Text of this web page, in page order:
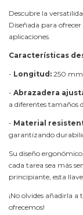
Descubre la
Diseñada para
aplicaciones.
Características
- Longitud: 250 mm
- Abrazadera
a diferentes tamaños
- Material
garantizando
Su diseño
cada tarea sea más
principiante, esta
¡No olvides añadirla
ofrecemos!